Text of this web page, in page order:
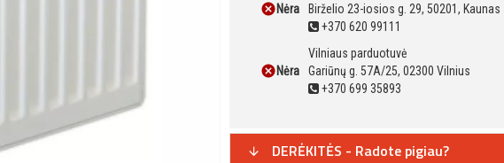
Nėra
Birželio 23-iosios g. 29, 50201, Kaunas
+370 620 99111
Nėra
Vilniaus parduotuvė
Gariūnų g. 57A/25, 02300 Vilnius
+370 699 35893
DERĖKITĖS - Radote pigiau?